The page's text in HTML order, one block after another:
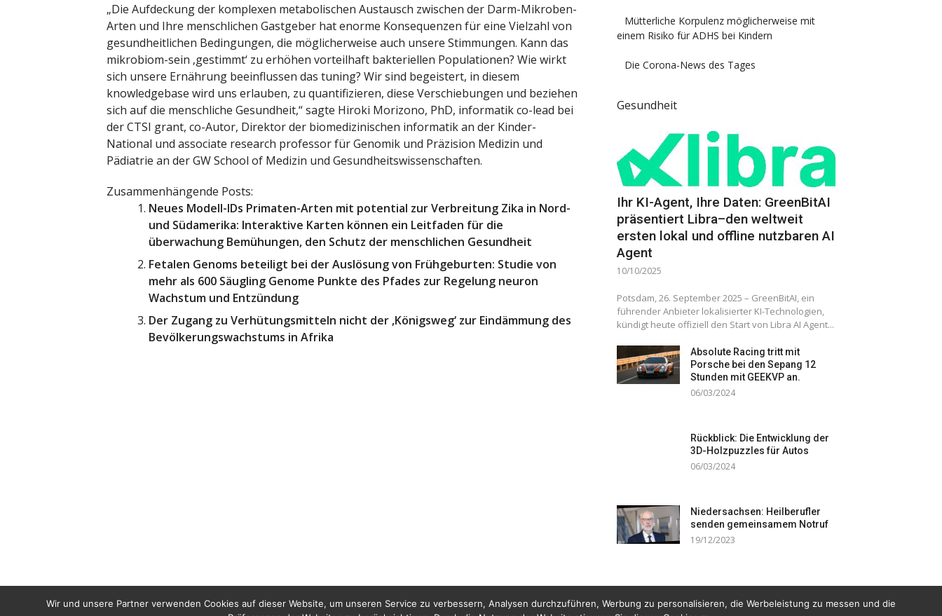
„Die Aufdeckung der komplexen metabolischen Austausch zwischen der Darm-Mikroben-
Arten und Ihre menschlichen Gastgeber hat enorme Konsequenzen für eine Vielzahl von
gesundheitlichen Bedingungen, die möglicherweise auch unsere Stimmungen. Kann das
mikrobiom-sein ‚gestimmt‘ zu erhöhen vorteilhaft bakteriellen Populationen? Wie wirkt
sich unsere Ernährung beeinflussen das tuning? Wir sind begeistert, in diesem
knowledgebase wird uns erlauben, zu quantifizieren, diese Verschiebungen und beziehen
sich auf die menschliche Gesundheit,“ sagte Hiroki Morizono, PhD, informatik co-lead bei
der CTSI grant, co-Autor, Direktor der biomedizinischen informatik an der Kinder-
National und associate research professor für Genomik und Präzision Medizin und
Pädiatrie an der GW School of Medizin und Gesundheitswissenschaften.
Zusammenhängende Posts:
Neues Modell-IDs Primaten-Arten mit potential zur Verbreitung Zika in Nord-
und Südamerika: Interaktive Karten können ein Leitfaden für die
überwachung Bemühungen, den Schutz der menschlichen Gesundheit
Fetalen Genoms beteiligt bei der Auslösung von Frühgeburten: Studie von
mehr als 600 Säugling Genome Punkte des Pfades zur Regelung neuron
Wachstum und Entzündung
Der Zugang zu Verhütungsmitteln nicht der ‚Königsweg‘ zur Eindämmung des
Bevölkerungswachstums in Afrika
Mütterliche Korpulenz möglicherweise mit
einem Risiko für ADHS bei Kindern
Die Corona-News des Tages
Gesundheit
Ihr KI-Agent, Ihre Daten: GreenBitAI
präsentiert Libra–den weltweit
ersten lokal und offline nutzbaren AI
Agent
10/10/2025
Potsdam, 26. September 2025 – GreenBitAI, ein
führender Anbieter lokalisierter KI-Technologien,
kündigt heute offiziell den Start von Libra AI Agent...
Absolute Racing tritt mit
Porsche bei den Sepang 12
Stunden mit GEEKVP an.
06/03/2024
Rückblick: Die Entwicklung der
3D-Holzpuzzles für Autos
06/03/2024
Niedersachsen: Heilberufler
senden gemeinsamem Notruf
19/12/2023
Wir und unsere Partner verwenden Cookies auf dieser Website, um unseren Service zu verbessern, Analysen durchzuführen, Werbung zu personalisieren, die Werbeleistung zu messen und die